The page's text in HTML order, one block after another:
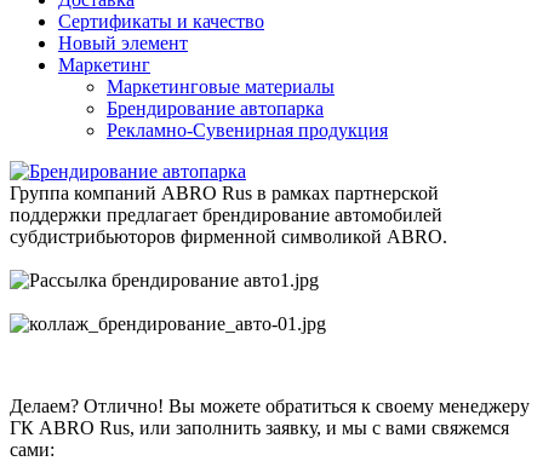
Сертификаты и качество
Новый элемент
Маркетинг
Маркетинговые материалы
Брендирование автопарка
Рекламно-Сувенирная продукция
Группа компаний ABRO Rus в рамках партнерской
поддержки предлагает брендирование автомобилей
субдистрибьюторов фирменной символикой ABRO.
Делаем? Отлично! Вы можете обратиться к своему менеджеру
ГК ABRO Rus, или заполнить заявку, и мы с вами свяжемся
сами: